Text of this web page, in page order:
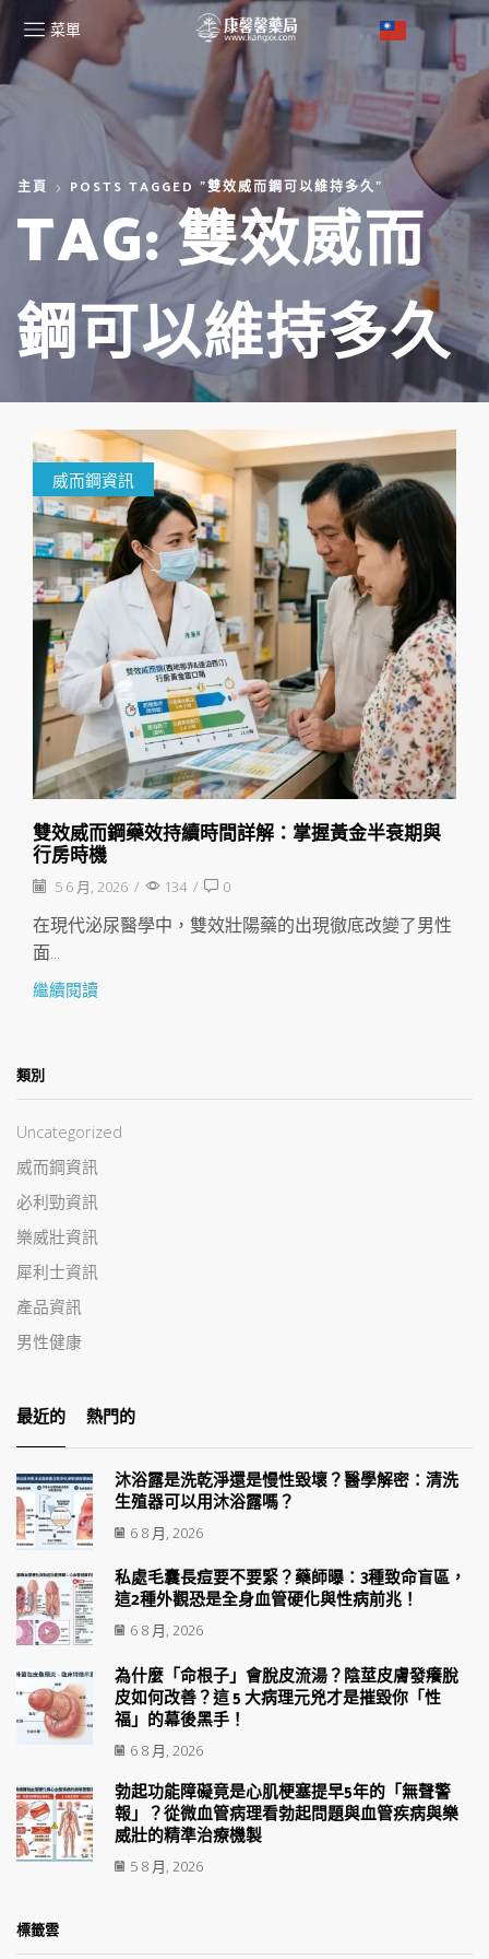
菜單
主頁 POSTS TAGGED "雙效威而鋼可以維持多久"
TAG: 雙效威而
鋼可以維持多久
威而鋼資訊
雙效威而鋼藥效持續時間詳解：掌握黃金半衰期與
行房時機
5 6 月, 2026 / 134 / 0
在現代泌尿醫學中，雙效壯陽藥的出現徹底改變了男性
面...
繼續閱讀
類別
Uncategorized
威而鋼資訊
必利勁資訊
樂威壯資訊
犀利士資訊
產品資訊
男性健康
最近的 熱門的
沐浴露是洗乾淨還是慢性毀壞？醫學解密：清洗
生殖器可以用沐浴露嗎？
6 8 月, 2026
私處毛囊長痘要不要緊？藥師曝：3種致命盲區，
這2種外觀恐是全身血管硬化與性病前兆！
6 8 月, 2026
為什麼「命根子」會脫皮流湯？陰莖皮膚發癢脫
皮如何改善？這 5 大病理元兇才是摧毀你「性
福」的幕後黑手！
6 8 月, 2026
勃起功能障礙竟是心肌梗塞提早5年的「無聲警
報」？從微血管病理看勃起問題與血管疾病與樂
威壯的精準治療機製
5 8 月, 2026
標籤雲